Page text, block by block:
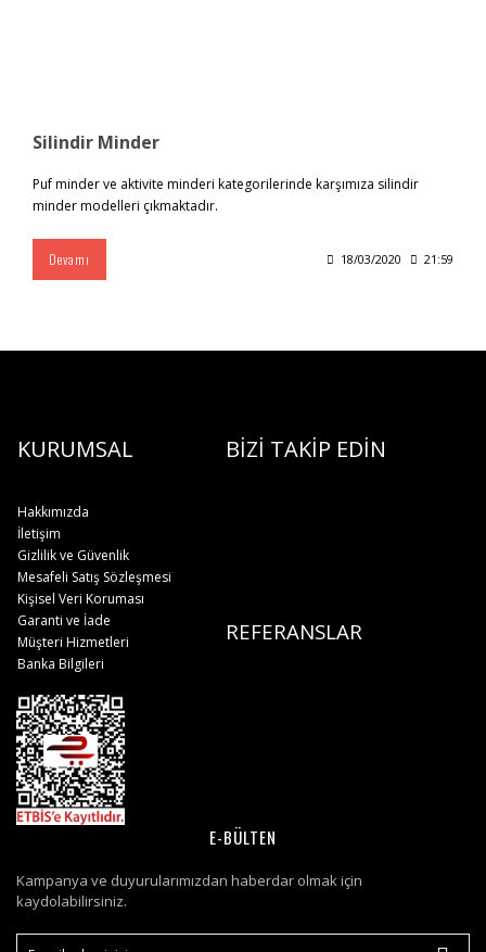
Silindir Minder
Puf minder ve aktivite minderi kategorilerinde karşımıza silindir
minder modelleri çıkmaktadır.
Devamı 18/03/2020 21:59
KURUMSAL BİZİ TAKİP EDİN
Hakkımızda
İletişim
Gizlilik ve Güvenlik
Mesafeli Satış Sözleşmesi
Kişisel Veri Koruması
REFERANSLAR
Garanti ve İade
Müşteri Hizmetleri
Banka Bilgileri
E-BÜLTEN
Kampanya ve duyurularımızdan haberdar olmak için
kaydolabilirsiniz.